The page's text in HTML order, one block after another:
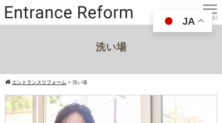
洗い場
エントランスリフォーム > 洗い場
JA